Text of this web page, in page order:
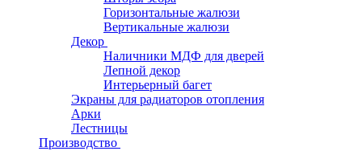
Горизонтальные жалюзи
Вертикальные жалюзи
Декор
Наличники МДФ для дверей
Лепной декор
Интерьерный багет
Экраны для радиаторов отопления
Арки
Лестницы
Производство